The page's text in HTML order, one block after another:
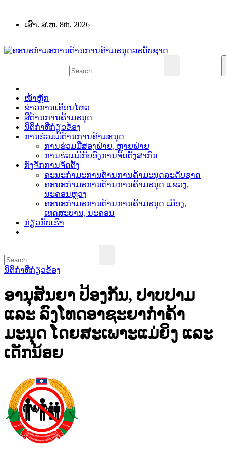
contentເສົາ. ສ.ຫ. 8th, 2026
ໜ້າຫຼັກ
ຂ່າວການເຄື່ອນໄຫວ
ສື່ຕ້ານການຄ້າມະນຸດ
ນິຕິກຳທີ່ກ່ຽວຂ້ອງ
ການຮ່ວມມືຕ້ານການຄ້າມະນຸດ
ການຮ່ວມມືສອງຝ່າຍ, ຫຼາຍຝ່າຍ
ການຮ່ວມມືກັບອົງການຈັດຕັ້ງສາກົນ
ກົງຈັກການຈັດຕັ້ງ
ຄະນະກຳມະການຕ້ານການຄ້າມະນຸດລະດັບຊາດ
ຄະນະກຳມະການຕ້ານການຄ້າມະນຸດ ແຂວງ,
ນະຄອນຫຼວງ
ຄະນະກຳມະການຕ້ານການຄ້າມະນຸດ ເມືອງ,
ເທດສະບານ, ນະຄອນ
ກ່ຽວກັບເຮົາ
ນິຕິກຳທີ່ກ່ຽວຂ້ອງ
ອານຸສັນຍາ ປ້ອງກັນ, ປາບປາມ
ແລະ ລົງໂທດອາຊະຍາກຳຄ້າ
ມະນຸດ ໂດຍສະເພາະແມ່ຍິງ ແລະ
ເດັກນ້ອຍ